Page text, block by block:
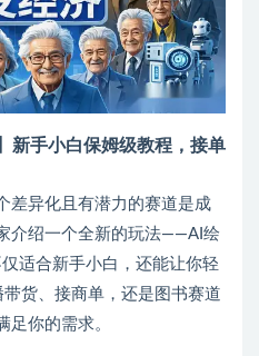
新手小白保姆级教程，接单
差异化且有潜力的赛道是成
介绍一个全新的玩法——AI绘
适合新手小白，还能让你轻
货、接商单，还是图书赛道
足你的需求。